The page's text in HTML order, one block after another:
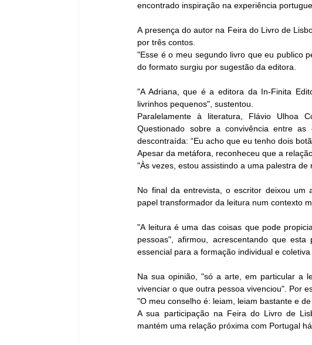
encontrado inspiração na experiência
A presença do autor na Feira do Livro de
por três contos.
"Esse é o meu segundo livro que eu publico
do formato surgiu por sugestão da editora.
"A Adriana, que é a editora da In-Finita
livrinhos pequenos", sustentou.
Paralelamente à literatura, Flávio Ulhoa
Questionado sobre a convivência entre
descontraída: “Eu acho que eu tenho dois
Apesar da metáfora, reconheceu que a
"Às vezes, estou assistindo a uma palestra
No final da entrevista, o escritor deixou um
papel transformador da leitura num contexto
"A leitura é uma das coisas que pode
pessoas", afirmou, acrescentando que
essencial para a formação individual e
Na sua opinião, "só a arte, em particular a
vivenciar o que outra pessoa vivenciou". Por
"O meu conselho é: leiam, leiam bastante e
A sua participação na Feira do Livro de
mantém uma relação próxima com Portugal